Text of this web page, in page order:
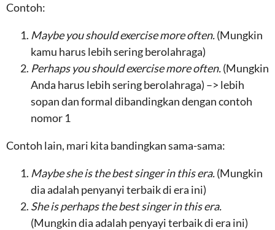
Contoh:
Maybe you should exercise more often.(Mungkin
kamu harus lebih sering berolahraga)
Perhaps you should exercise more often.(Mungkin
Anda harus lebih sering berolahraga) –> lebih
sopan dan formal dibandingkan dengan contoh
nomor 1
Contoh lain, mari kita bandingkan sama-sama:
Maybe she is the best singer in this era.(Mungkin
dia adalah penyanyi terbaik di era ini)
She is perhaps the best singer in this era.
(Mungkin dia adalah penyayi terbaik di era ini)